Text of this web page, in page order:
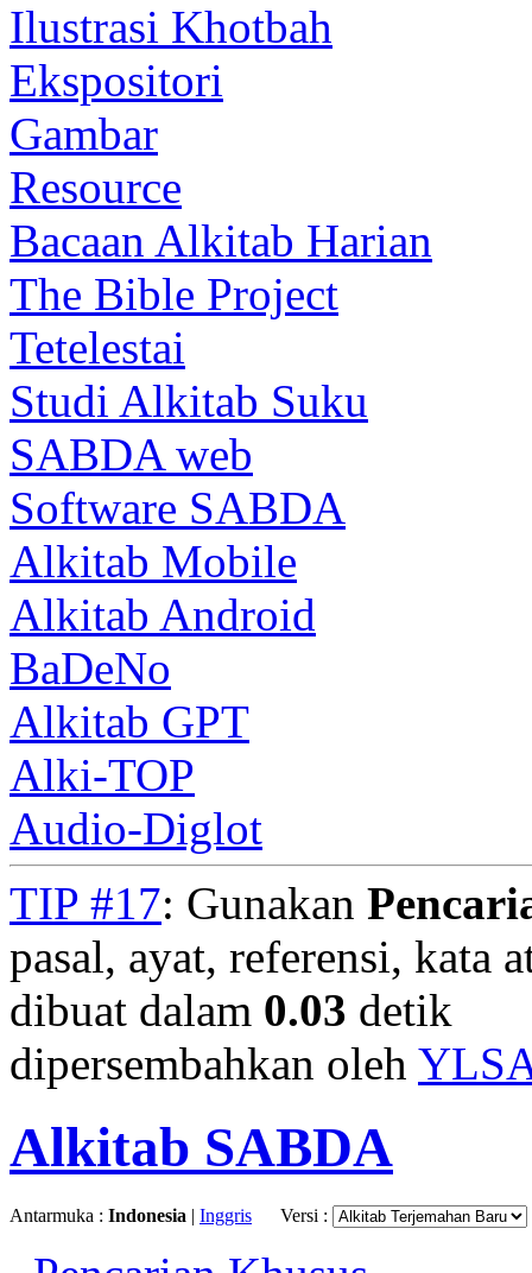
Ilustrasi Khotbah
Ekspositori
Gambar
Resource
Bacaan Alkitab Harian
The Bible Project
Tetelestai
Studi Alkitab Suku
SABDA web
Software SABDA
Alkitab Mobile
Alkitab Android
BaDeNo
Alkitab GPT
Alki-TOP
Audio-Diglot
TIP #17: Gunakan
pasal, ayat, referensi, kata
dibuat dalam 0.03 detik
dipersembahkan oleh
Alkitab SABDA
Antarmuka : Indonesia | Inggris Versi :